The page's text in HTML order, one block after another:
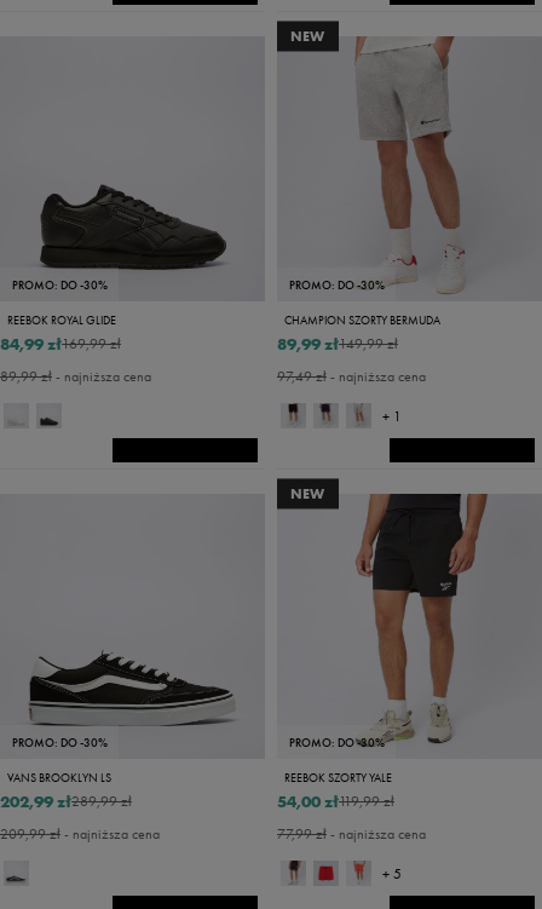
PROMO: DO -30%
REEBOK ROYAL GLIDE
169,99 zł
84,99 zł
89,99 zł- najniższa cena
NEW
PROMO: DO -30%
CHAMPION SZORTY BERMUDA
149,99 zł
89,99 zł
97,49 zł- najniższa cena
+ 1
PROMO: DO -30%
VANS BROOKLYN LS
289,99 zł
202,99 zł
209,99 zł- najniższa cena
NEW
PROMO: DO -30%
REEBOK SZORTY YALE
119,99 zł
54,00 zł
77,99 zł- najniższa cena
+ 5